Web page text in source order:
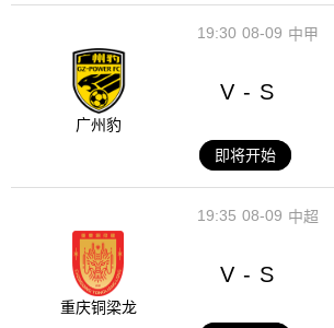
08-09
19:30 中甲
广州豹
V - S
即将开始
08-09
19:35 中超
重庆铜梁龙
V - S